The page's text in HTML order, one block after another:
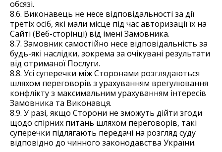
обсязі.
8.6. Виконавець не несе відповідальності за дії
третіх осіб, які мали місце під час авторизації їх на
Сайті (Веб-сторінці) від імені Замовника.
8.7. Замовник самостійно несе відповідальність за
будь-які наслідки, зокрема за очікувані результати
від отриманої Послуги.
8.8. Усі суперечки між Сторонами розглядаються
шляхом переговорів з урахуванням врегулювання
конфлікту з максимальним урахуванням інтересів
Замовника та Виконавця.
8.9. У разі, якщо Сторони не зможуть дійти згоди
щодо спірних питань шляхом переговорів, такі
суперечки підлягають передачі на розгляд суду
відповідно до чинного законодавства України.